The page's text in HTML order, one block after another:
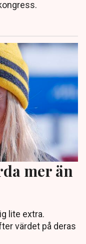
mer än
lite extra.
värdet på deras